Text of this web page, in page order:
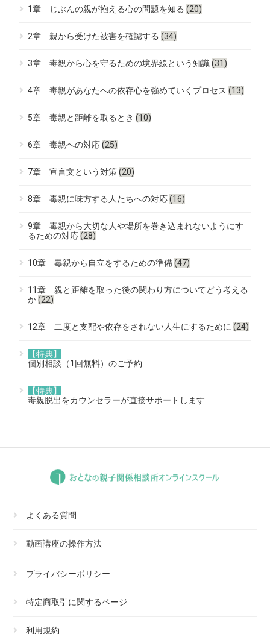
1章 じぶんの親が抱える心の問題を知る(20)
2章 親から受けた被害を確認する(34)
3章 毒親から心を守るための境界線という知識(31)
4章 毒親があなたへの依存心を強めていくプロセス(13)
5章 毒親と距離を取るとき(10)
6章 毒親への対応(25)
7章 宣言文という対策(20)
8章 毒親に味方する人たちへの対応(16)
9章 毒親から大切な人や場所を巻き込まれないようにす
るための対応(28)
10章 毒親から自立をするための準備(47)
11章 親と距離を取った後の関わり方についてどう考える
か(22)
12章 二度と支配や依存をされない人生にするために(24)
【特典】
個別相談（1回無料）のご予約
【特典】
毒親脱出をカウンセラーが直接サポートします
よくある質問
動画講座の操作方法
プライバシーポリシー
特定商取引に関するページ
利用規約